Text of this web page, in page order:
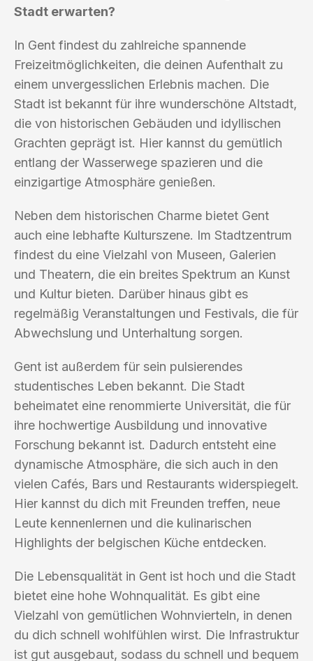
Stadt erwarten?
In Gent findest du zahlreiche spannende
Freizeitmöglichkeiten, die deinen Aufenthalt zu
einem unvergesslichen Erlebnis machen. Die
Stadt ist bekannt für ihre wunderschöne Altstadt,
die von historischen Gebäuden und idyllischen
Grachten geprägt ist. Hier kannst du gemütlich
entlang der Wasserwege spazieren und die
einzigartige Atmosphäre genießen.
Neben dem historischen Charme bietet Gent
auch eine lebhafte Kulturszene. Im Stadtzentrum
findest du eine Vielzahl von Museen, Galerien
und Theatern, die ein breites Spektrum an Kunst
und Kultur bieten. Darüber hinaus gibt es
regelmäßig Veranstaltungen und Festivals, die für
Abwechslung und Unterhaltung sorgen.
Gent ist außerdem für sein pulsierendes
studentisches Leben bekannt. Die Stadt
beheimatet eine renommierte Universität, die für
ihre hochwertige Ausbildung und innovative
Forschung bekannt ist. Dadurch entsteht eine
dynamische Atmosphäre, die sich auch in den
vielen Cafés, Bars und Restaurants widerspiegelt.
Hier kannst du dich mit Freunden treffen, neue
Leute kennenlernen und die kulinarischen
Highlights der belgischen Küche entdecken.
Die Lebensqualität in Gent ist hoch und die Stadt
bietet eine hohe Wohnqualität. Es gibt eine
Vielzahl von gemütlichen Wohnvierteln, in denen
du dich schnell wohlfühlen wirst. Die Infrastruktur
ist gut ausgebaut, sodass du schnell und bequem